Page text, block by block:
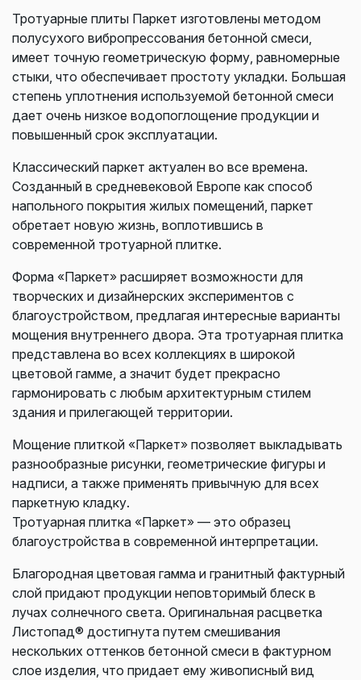
Тротуарные плиты Паркет изготовлены методом
полусухого вибропрессования бетонной смеси,
имеет точную геометрическую форму, равномерные
стыки, что обеспечивает простоту укладки. Большая
степень уплотнения используемой бетонной смеси
дает очень низкое водопоглощение продукции и
повышенный срок эксплуатации.
Классический паркет актуален во все времена.
Созданный в средневековой Европе как способ
напольного покрытия жилых помещений, паркет
обретает новую жизнь, воплотившись в
современной тротуарной плитке.
Форма «Паркет» расширяет возможности для
творческих и дизайнерских экспериментов с
благоустройством, предлагая интересные варианты
мощения внутреннего двора. Эта тротуарная плитка
представлена во всех коллекциях в широкой
цветовой гамме, а значит будет прекрасно
гармонировать с любым архитектурным стилем
здания и прилегающей территории.
Мощение плиткой «Паркет» позволяет выкладывать
разнообразные рисунки, геометрические фигуры и
надписи, а также применять привычную для всех
паркетную кладку.
Тротуарная плитка «Паркет» — это образец
благоустройства в современной интерпретации.
Благородная цветовая гамма и гранитный фактурный
слой придают продукции неповторимый блеск в
лучах солнечного света. Оригинальная расцветка
Листопад® достигнута путем смешивания
нескольких оттенков бетонной смеси в фактурном
слое изделия, что придает ему живописный вид